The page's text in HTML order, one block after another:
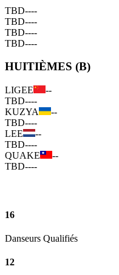
TBD----
TBD----
TBD----
TBD----
HUITIÈMES (B)
LIGEE
--
TBD----
KUZYA
--
TBD----
LEE
--
TBD----
QUAKE
--
TBD----
16
Danseurs Qualifiés
12